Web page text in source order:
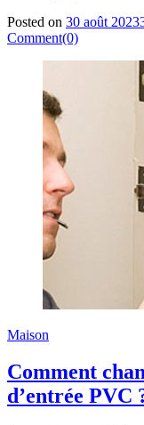
Posted on 30 août 2023
Comment(0)
Maison
Comment
d’entrée PVC